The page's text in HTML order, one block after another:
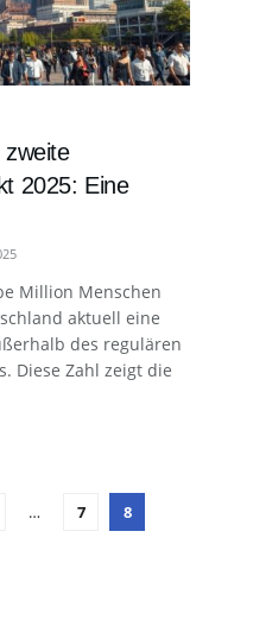
2025: Eine
Million Menschen
aktuell eine
des regulären
Diese Zahl zeigt die
… 7 8